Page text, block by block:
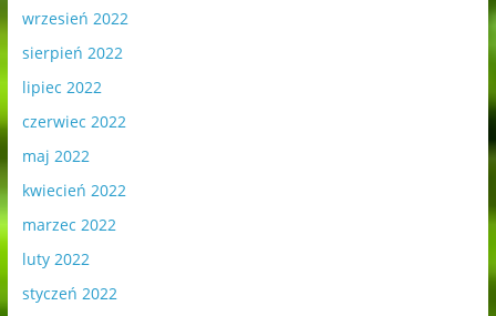
wrzesień 2022
sierpień 2022
lipiec 2022
czerwiec 2022
maj 2022
kwiecień 2022
marzec 2022
luty 2022
styczeń 2022